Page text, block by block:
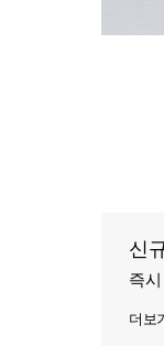
신
즉
더보